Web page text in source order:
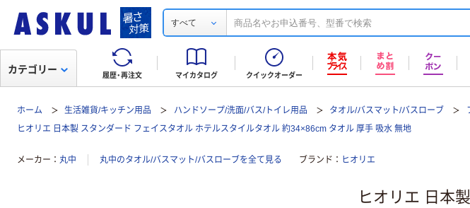
すべて
履歴・再注文 マイカタログ クイックオーダー
カテゴリー
ホーム 生活雑貨/キッチン用品 ハンドソープ/洗面/バス/トイレ用品 タオル/バスマット/バスローブ
ヒオリエ 日本製 スタンダード フェイスタオル ホテルスタイルタオル 約34×86cm タオル 厚手 吸水 無地
メーカー 丸中 丸中のタオル/バスマット/バスローブを全て見る ブランド ヒオリエ
ヒオリエ 日本